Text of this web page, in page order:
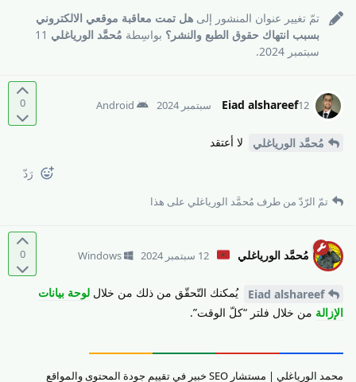
تمّ تغيير عنوان المنشور إلى هل تمت معاقبة موقعي الالكتروني
بسبب انتهاك حقوق الطبع والنشر؟ بواسِطة مُحمَّد الورياغلي 11
سبتمبر 2024
.
0 Eiad alshareef12 سبتمبر 2024 Android
مُحمَّد الورياغلي لا أعتقد
رَدّ
تمّ الرّدّ من طرف مُحمَّد الورياغلي على هذا
0 مُحمَّد الورياغلي 12 سبتمبر 2024 Windows
Eiad alshareef يُمكنك التّحقّق من ذلك من خلال لوحة بيانات
الإزالة من خلال فلتر “كلّ الوقت”.
محمد الورياغلي | مستشار SEO خبير في تقييم جودة المحتوى والمواقع